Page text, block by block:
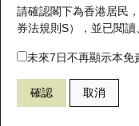
請確認閣下為香港居民
券法規則S），並已閱
未來7日不再顯示本免
確認 取消
表現 街貨統計 比較
14400 瑞銀認
新發行瑞銀認股證
即將到期認股證
認股證到期結算價查詢
比較
牛熊證搜尋
牛熊證街貨分佈圖
正股牛熊證列表
比較
十大認股證成交分佈
十天股證佔大市成交
資金流
二十大活躍股份
恒指成份股
國指成份股
顯示所有持股比重
輪證專欄
講座及教育短片
認股證投資者教育